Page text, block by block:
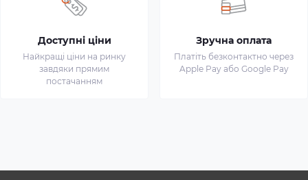
Доступні ціни
Найкращі ціни на ринку
завдяки прямим
постачанням
Зручна оплата
Платіть безконтактно через
Apple Pay або Google Pay